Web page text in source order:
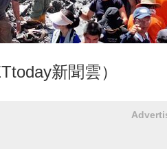
新聞雲）